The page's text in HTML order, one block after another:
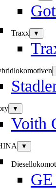
Traxx ▼
▼
Voith
▼